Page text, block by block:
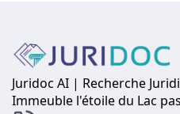
Juridoc AI | Recherche
Immeuble l'étoile du Lac